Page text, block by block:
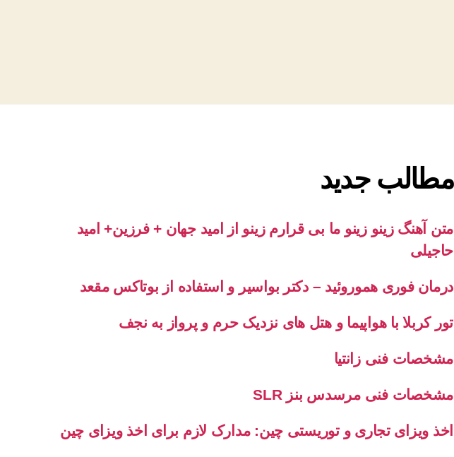
مطالب جدید
متن آهنگ زینو زینو ما بی قرارم زینو از امید جهان + فرزین+ امید
حاجیلی
درمان فوری هموروئید – دکتر بواسیر و استفاده از بوتاکس مقعد
تور کربلا با هواپیما و هتل های نزدیک حرم و پرواز به نجف
مشخصات فنی زانتیا
مشخصات فنی مرسدس بنز SLR
اخذ ویزای تجاری و توریستی چین: مدارک لازم برای اخذ ویزای چین